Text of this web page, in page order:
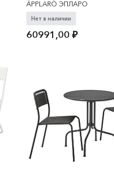
ÄPPLARÖ ЭПЛАРО
Нет в наличии
60991,00₽